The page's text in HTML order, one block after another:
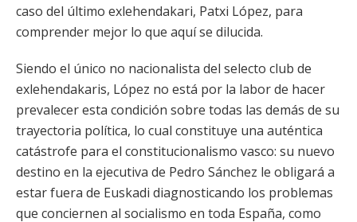
caso del último exlehendakari, Patxi López, para
comprender mejor lo que aquí se dilucida.
Siendo el único no nacionalista del selecto club de
exlehendakaris, López no está por la labor de hacer
prevalecer esta condición sobre todas las demás de su
trayectoria política, lo cual constituye una auténtica
catástrofe para el constitucionalismo vasco: su nuevo
destino en la ejecutiva de Pedro Sánchez le obligará a
estar fuera de Euskadi diagnosticando los problemas
que conciernen al socialismo en toda España, como